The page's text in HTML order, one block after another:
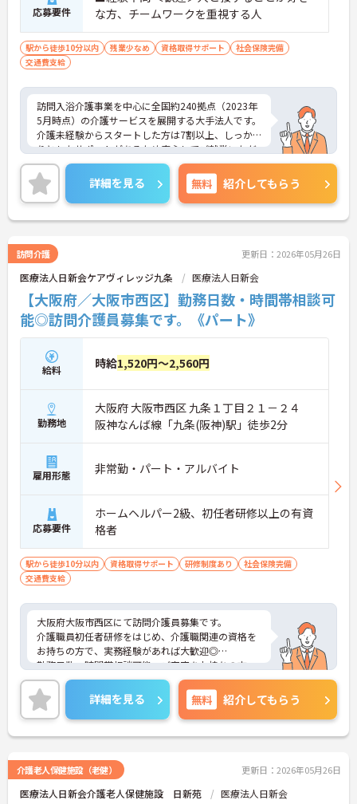
応募要件
な方、チームワークを重視する人
駅から徒歩10分以内 残業少なめ 資格取得サポート
社会保険完備
交通費支給
訪問入浴介護事業を中心に全国約240拠点（2023年
5月時点）の介護サービスを展開する大手法人です。
介護未経験からスタートした方は7割以上、しっか
りとしたサポートがあるため安心してご就業いただ
けます。お風呂に入れなくて困っている方に、手を
差し伸べてあげられるとてもやりがいのあるお仕事
です。ご興味ある方には、面接対策ポイントなど、
さらに詳細をお話しいたしますのでお気軽にご相談
ください！
詳細を見る 無料 紹介してもらう
訪問介護 更新日：2026年05月26日
医療法人日新会ケアヴィレッジ九条 医療法人日新会
【大阪府／大阪市西区】勤務日数・時間帯相談可
能◎訪問介護員募集です。《パート》
給料 時給1,520円～2,560円
勤務地
大阪府 大阪市西区 九条１丁目２１－２４
阪神なんば線「九条(阪神)駅」徒歩2分
雇用形態 非常勤・パート・アルバイト
応募要件
ホームヘルパー2級、初任者研修以上の有資
格者
駅から徒歩10分以内 資格取得サポート 研修制度あり
社会保険完備
交通費支給
大阪府大阪市西区にて訪問介護員募集です。
介護職員初任者研修をはじめ、介護職関連の資格を
お持ちの方で、実務経験があれば大歓迎◎
勤務日数・時間帯相談可能。ご家庭をお持ちの方、
趣味の時間を大切にしたい方など、プライベートと
の両立を重視する方も安心です。
ご興味ある方には、面接対策ポイントなど、さらに
詳細をお話しいたしますのでお気軽にご相談くださ
い。
詳細を見る 無料 紹介してもらう
介護老人保健施設（老健） 更新日：2026年05月26日
医療法人日新会介護老人保健施設 日新苑 医療法人日新会